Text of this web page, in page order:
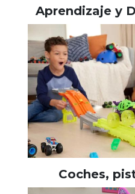
Aprendizaje y
Coches,